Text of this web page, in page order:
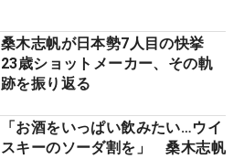
桑木志帆が日本勢7人目の快挙
23歳ショットメーカー、その軌
跡を振り返る
「お酒をいっぱい飲みたい…ウイ
スキーのソーダ割を」 桑木志帆